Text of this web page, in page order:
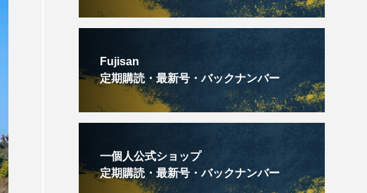
Fujisan
定期購読・最新号・バックナンバー
一個人公式ショップ
定期購読・最新号・バックナンバー